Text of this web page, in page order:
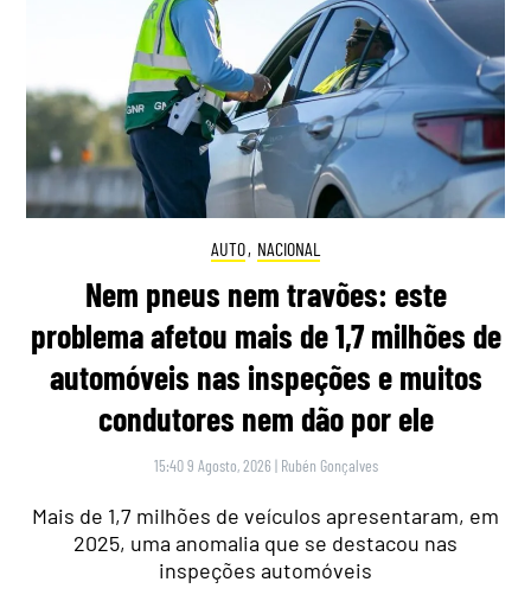
AUTO, NACIONAL
Nem pneus nem travões: este
problema afetou mais de 1,7 milhões de
automóveis nas inspeções e muitos
condutores nem dão por ele
15:40 9 Agosto, 2026 | Rubén Gonçalves
Mais de 1,7 milhões de veículos apresentaram, em
2025, uma anomalia que se destacou nas
inspeções automóveis